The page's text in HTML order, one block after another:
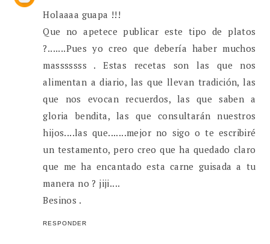
Holaaaa guapa !!!
Que no apetece publicar este tipo de platos
?.......Pues yo creo que debería haber muchos
masssssss . Estas recetas son las que nos
alimentan a diario, las que llevan tradición, las
que nos evocan recuerdos, las que saben a
gloria bendita, las que consultarán nuestros
hijos....las que.......mejor no sigo o te escribiré
un testamento, pero creo que ha quedado claro
que me ha encantado esta carne guisada a tu
manera no ? jiji....
Besinos .
RESPONDER